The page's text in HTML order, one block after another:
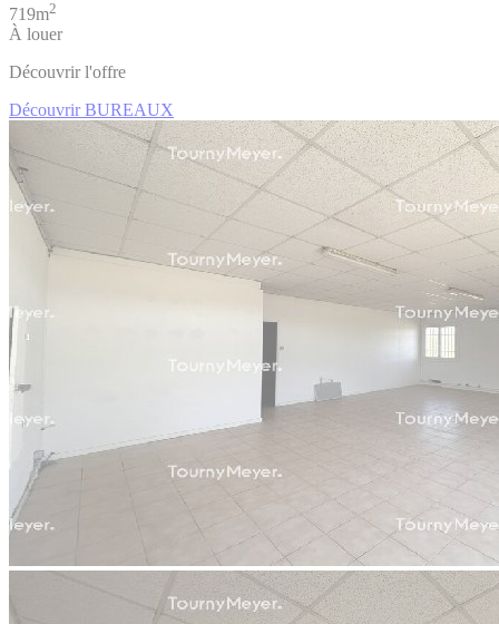
719m2
À louer
Découvrir l'offre
Découvrir BUREAUX